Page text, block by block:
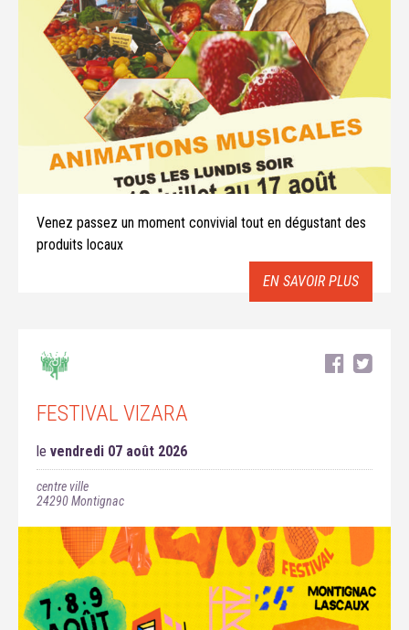
Venez passez un moment convivial tout en dégustant des
produits locaux
EN SAVOIR PLUS
FESTIVAL VIZARA
le vendredi 07 août 2026
centre ville
24290Montignac